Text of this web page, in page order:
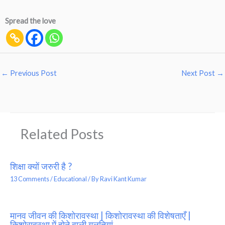
Spread the love
← Previous Post Next Post →
Related Posts
शिक्षा क्यों जरुरी है ?
13 Comments/Educational/ ByRavi Kant Kumar
मानव जीवन की किशोरावस्था | किशोरावस्था की विशेषताएँ |